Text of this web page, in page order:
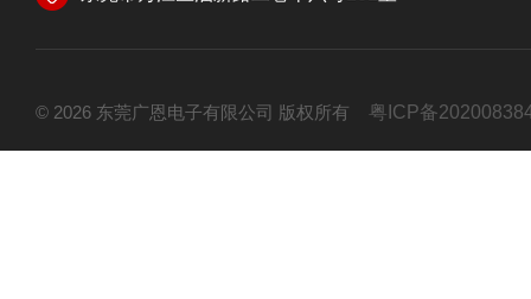
© 2026 东莞广恩电子有限公司 版权所有 粤ICP备